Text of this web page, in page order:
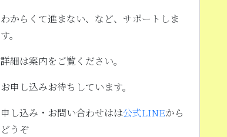
わからくて進まない、など、サポートしま
す。
詳細は案内をご覧ください。
お申し込みお待ちしています。
申し込み・お問い合わせはは公式LINEから
どうぞ